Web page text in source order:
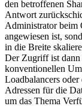
den betroffenen
Antwort
Administrator beim
angewiesen ist,
in die Breite
Der Zugriff ist dann
konventionellen
Loadbalancers
Adressen für die
um das Thema